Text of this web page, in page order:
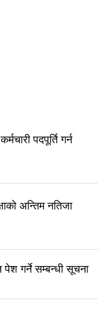
पदपूर्ति गर्न
अन्तिम नतिजा
गर्ने सम्बन्धी सूचना